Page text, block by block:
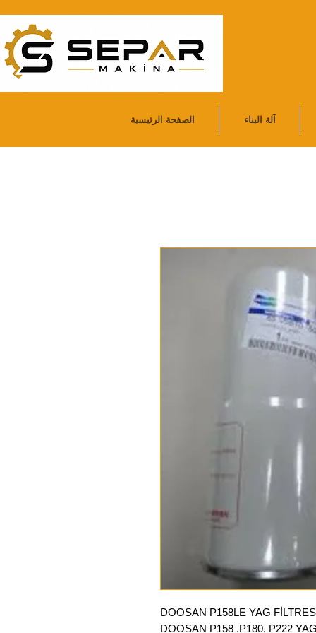
الصفحة الرئيسية آلة البناء
DOOSAN P158LE YAG
DOOSAN P158 ,P180, P222